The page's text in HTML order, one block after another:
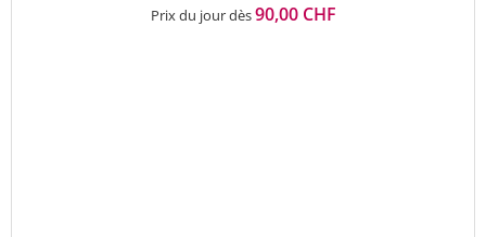
Prix du jour dès90,00 CHF